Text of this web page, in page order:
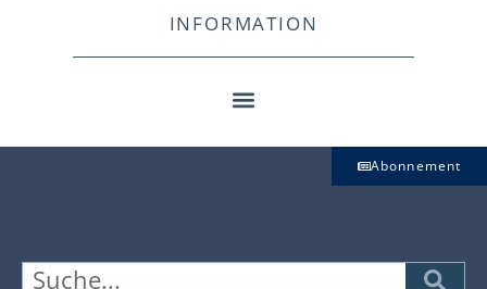
INFORMATION
Abonnement